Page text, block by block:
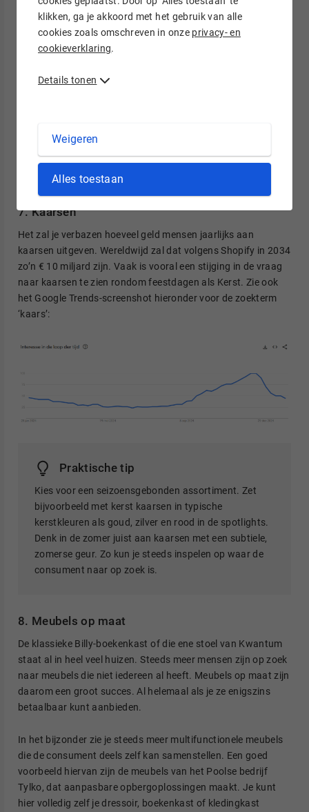
klikken, ga je akkoord met het gebruik van alle
cookies zoals omschreven in onze privacy- en
cookieverklaring.
Details tonen
Weigeren
Alles toestaan
Praktische tip
ondergoed tonen. Kies bijvoorbeeld een mix van
ondergoed bij hem of haar zou passen.
Huishoudelijke producten
7. Kaarsen
Het zal je verbazen hoeveel geld mensen jaarlijks aan
kaarsen uitgeven. Wereldwijd zal dat volgens Shopify in 2034
zo’n € 10 miljard zijn. Vaak is vooral een stijging in de vraag
naar kaarsen te zien rondom feestdagen als Kerst. Zie ook
het Google Trends-screenshot hieronder voor de zoekterm
‘kaars’:
Praktische tip
Kies voor een seizoensgebonden assortiment. Zet
bijvoorbeeld met kerst kaarsen in typische
kerstkleuren als goud, zilver en rood in de spotlights.
Denk in de zomer juist aan kaarsen met een subtiele,
zomerse geur. Zo kun je steeds inspelen op waar de
consument naar op zoek is.
8. Meubels op maat
De klassieke Billy-boekenkast of die ene stoel van Kwantum
staat al in heel veel huizen. Steeds meer mensen zijn op zoek
naar meubels die niet iedereen al heeft. Meubels op maat zijn
daarom een groot succes. Al helemaal als je ze enigszins
betaalbaar kunt aanbieden.
In het bijzonder zie je steeds meer multifunctionele meubels
die de consument deels zelf kan samenstellen. Een goed
voorbeeld hiervan zijn de meubels van het Poolse bedrijf
Tylko, dat aanpasbare opbergoplossingen maakt. Je kunt
hier volledig zelf je dressoir, boekenkast of kledingkast